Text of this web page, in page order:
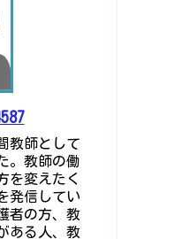
教師として
。教師の働
を変えたく
発信してい
者の方、教
ある人、教